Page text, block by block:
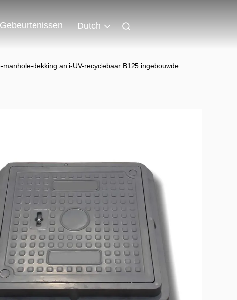
Gebeurtenissen Dutch
dekking anti-UV-recyclebaar B125 ingebouwde